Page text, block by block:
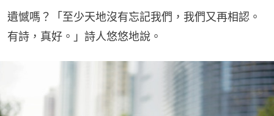
遺憾嗎？「至少天地沒有忘記我們，我們又再相認。
有詩，真好。」詩人悠悠地說。